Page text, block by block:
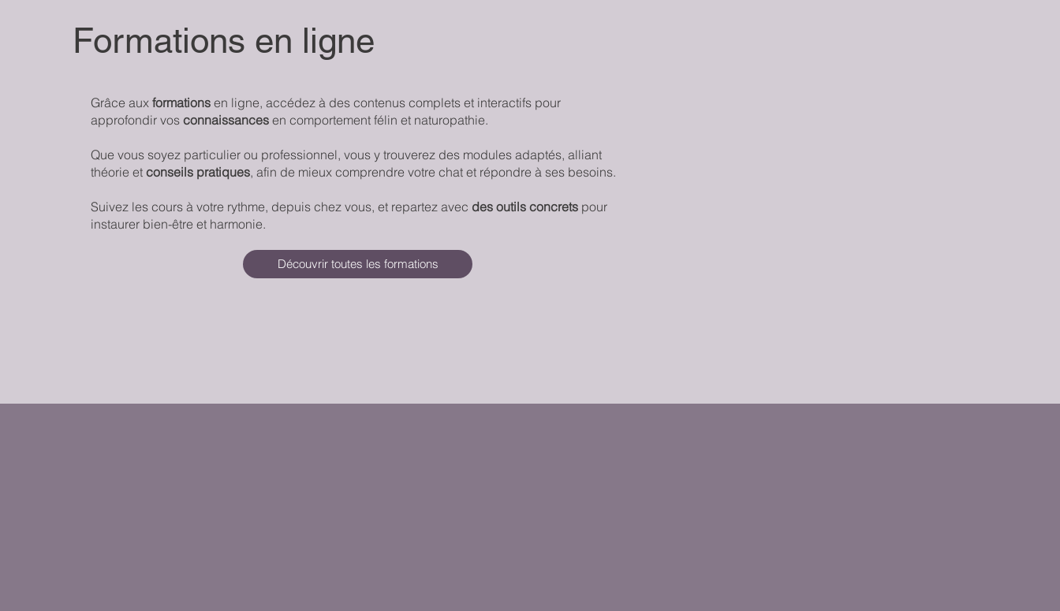
Formations en ligne
Grâce aux formationsen ligne, accédez à des contenus complets et interactifs pour
approfondir vos connaissancesen comportement félin et naturopathie.
Que vous soyez particulier ou professionnel, vous y trouverez des modules adaptés, alliant
théorie et conseils pratiques, afin de mieux comprendre votre chat et répondre à ses besoins.
Suivez les cours à votre rythme, depuis chez vous, et repartez avec des outils concretspour
instaurer bien-être et harmonie.
Découvrir toutes les formations